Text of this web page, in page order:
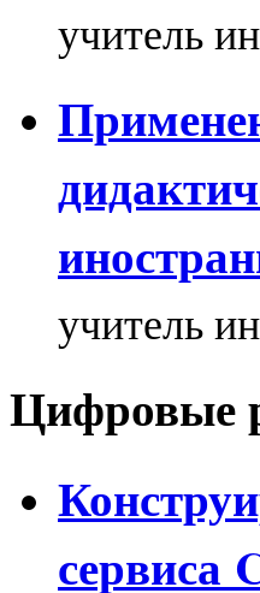
учитель
учитель
Цифровые
сервиса